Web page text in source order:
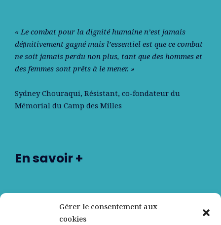
Gérer le consentement aux
cookies
« Le combat pour la dignité humaine n’est jamais
déﬁnitivement gagné mais l’essentiel est que ce combat
ne soit jamais perdu non plus, tant que des hommes et
des femmes sont prêts à le mener. »
Sydney Chouraqui, Résistant, co-fondateur du
Mémorial du Camp des Milles
En savoir +